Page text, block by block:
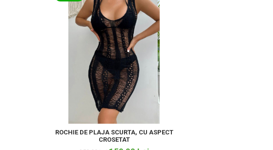
ROCHIE DE PLAJA SCURTA, CU ASPECT
CROSETAT